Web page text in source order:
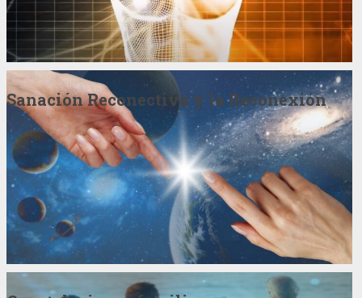
Sanación Reconectiva y la Reconexión